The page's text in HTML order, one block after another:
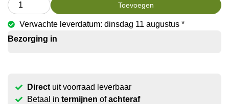
Toevoegen
Verwachte leverdatum: dinsdag 11 augustus *
Bezorging in
Directuit voorraad leverbaar
Betaal in termijnen ofachteraf